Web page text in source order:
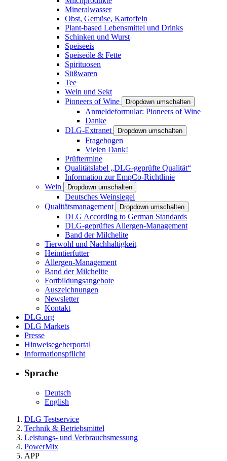
Mineralwasser
Obst, Gemüse, Kartoffeln
Plant-based Lebensmittel und Drinks
Schinken und Wurst
Speiseeis
Speiseöle & Fette
Spirituosen
Süßwaren
Tee
Wein und Sekt
Pioneers of Wine
Dropdown umschalten
Anmeldeformular: Pioneers of Wine
Danke
DLG-Extranet
Dropdown umschalten
Fragebogen
Vielen Dank!
Prüftermine
Qualitätslabel „DLG-geprüfte Qualität“
Information zur EmpCo-Richtlinie
Wein
Dropdown umschalten
Deutsches Weinsiegel
Qualitätsmanagement
Dropdown umschalten
DLG According to German Standards
DLG-geprüftes Allergen-Management
Band der Milchelite
Tierwohl und Nachhaltigkeit
Heimtierfutter
Allergen-Management
Band der Milchelite
Fortbildungsangebote
Auszeichnungen
Newsletter
Kontakt
DLG.org
DLG Markets
Presse
Hinweisegeberportal
Informationspflicht
Sprache
Deutsch
English
DLG Testservice
Technik & Betriebsmittel
Leistungs- und Verbrauchsmessung
PowerMix
APP